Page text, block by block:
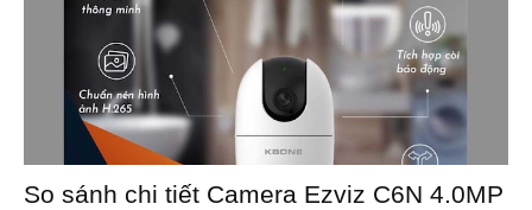
So sánh chi tiết Camera Ezviz C6N 4.0MP